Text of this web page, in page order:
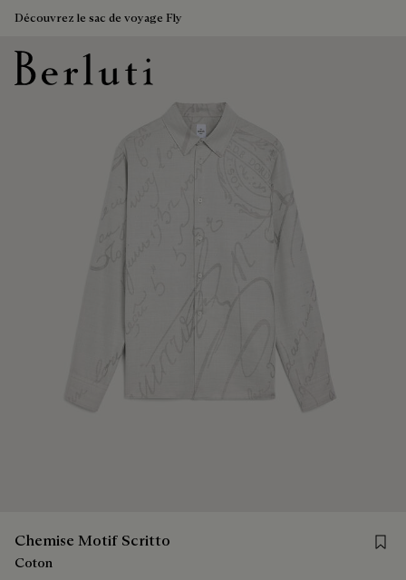
Découvrez le sac de voyage Fly
Chemise Motif Scritto
Coton